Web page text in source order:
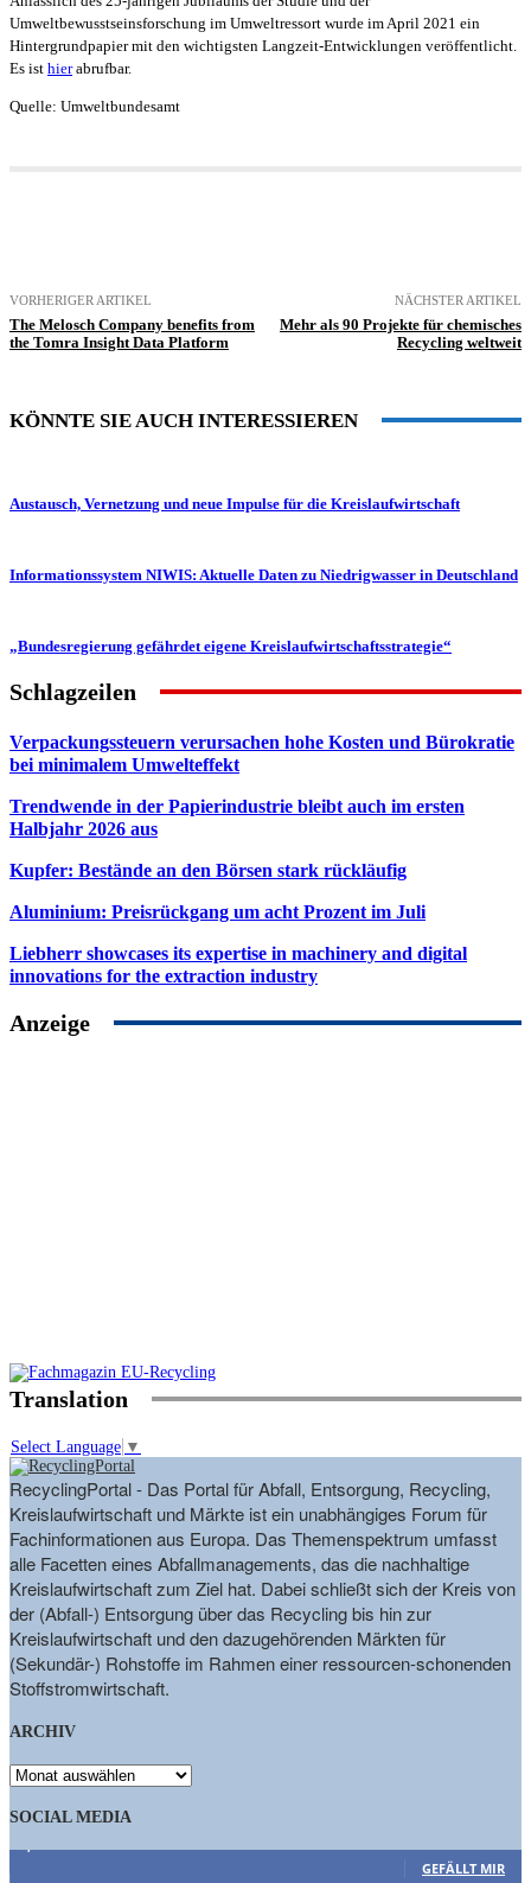
Umweltbewusstseinsforschung im Umweltressort wurde im April 2021 ein
Hintergrundpapier mit den wichtigsten Langzeit-Entwicklungen veröffentlicht.
Es ist hierabrufbar.
Quelle: Umweltbundesamt
VORHERIGER ARTIKEL
The Melosch Company benefits from
the Tomra Insight Data Platform
NÄCHSTER ARTIKEL
Mehr als 90 Projekte für chemisches
Recycling weltweit
KÖNNTE SIE AUCH INTERESSIEREN
Austausch, Vernetzung und neue Impulse für die Kreislaufwirtschaft
Informationssystem NIWIS: Aktuelle Daten zu Niedrigwasser in Deutschland
„Bundesregierung gefährdet eigene Kreislaufwirtschaftsstrategie“
Schlagzeilen
Verpackungssteuern verursachen hohe Kosten und Bürokratie
bei minimalem Umwelteffekt
Trendwende in der Papierindustrie bleibt auch im ersten
Halbjahr 2026 aus
Kupfer: Bestände an den Börsen stark rückläufig
Aluminium: Preisrückgang um acht Prozent im Juli
Liebherr showcases its expertise in machinery and digital
innovations for the extraction industry
Anzeige
Translation
Select Language ▼
RecyclingPortal - Das Portal für Abfall, Entsorgung, Recycling,
Kreislaufwirtschaft und Märkte ist ein unabhängiges Forum für
Fachinformationen aus Europa. Das Themenspektrum umfasst
alle Facetten eines Abfallmanagements, das die nachhaltige
Kreislaufwirtschaft zum Ziel hat. Dabei schließt sich der Kreis von
der (Abfall-) Entsorgung über das Recycling bis hin zur
Kreislaufwirtschaft und den dazugehörenden Märkten für
(Sekundär-) Rohstoffe im Rahmen einer ressourcen-schonenden
Stoffstromwirtschaft.
ARCHIV
ARCHIV
SOCIAL MEDIA
GEFÄLLT MIR